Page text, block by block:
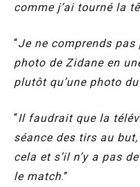
comme j’ai tourné la
“Je ne comprends
photo de Zidane en
plutôt qu’une photo
“Il faudrait que la
séance des tirs au
cela et s’il n’y a pas
le match.”